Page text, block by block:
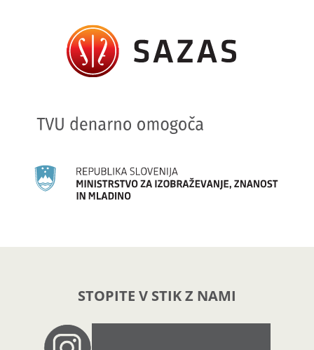
STOPITE V STIK Z NAMI